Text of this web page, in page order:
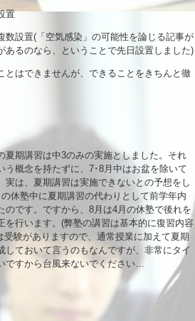
置
設置(「空気感染」の可能性を論じる記事が
あるのなら、ということで先日設置しました)
とはできませんが、できることをきちんと徹
夏期講習は中3のみの実施としました。それ
う概念を持たずに、7･8月中はお盆を除いて
実は、夏期講習は実施できないとの予想をし
休塾中に夏期講習の代わりとして前学年内
のです。ですから、8月は4月の休塾で後れを
を行います。(弊塾の講習は基本的に復習内容
験がありますので、通常授業に加えて夏期
しておいて言うのもなんですが、非常にタイ
ですから台風来ないでください…